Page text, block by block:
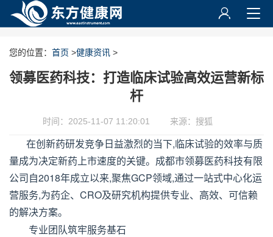
您的位置： 首页 >健康资讯 >
领募医药科技：打造临床试验高效运营新标
杆
时间：2025-11-07 11:20:01 来源：搜狐
在创新药研发竞争日益激烈的当下,临床试验的效率与质
量成为决定新药上市速度的关键。成都市领募医药科技有限
公司自2018年成立以来,聚焦GCP领域,通过一站式中心化运
营服务,为药企、CRO及研究机构提供专业、高效、可信赖
的解决方案。
专业团队筑牢服务基石